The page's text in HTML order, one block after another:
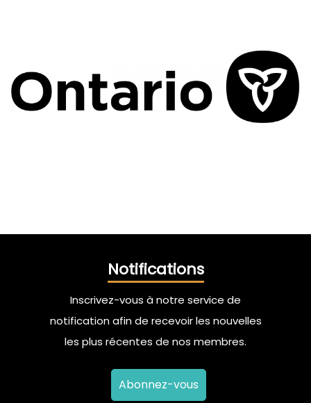
Notifications
Inscrivez-vous à notre service de
notification afin de recevoir les nouvelles
les plus récentes de nos membres.
Abonnez-vous